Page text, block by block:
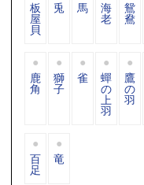
板
屋
貝
兎 馬 海
老
鴛
鴦
鹿
角
獅
子
雀 蟬
の
上
羽
鷹
の
羽
百
足
竜